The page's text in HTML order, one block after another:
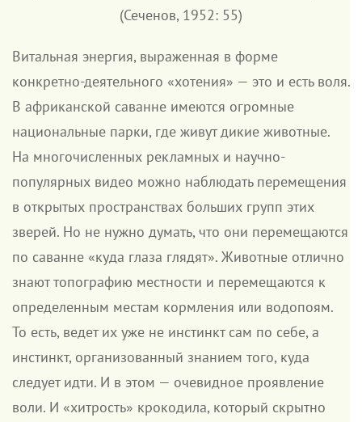
(Сеченов, 1952: 55)
Витальная энергия, выраженная в форме
конкретно-деятельного «хотения» — это и есть воля.
В африканской саванне имеются огромные
национальные парки, где живут дикие животные.
На многочисленных рекламных и научно-
популярных видео можно наблюдать перемещения
в открытых пространствах больших групп этих
зверей. Но не нужно думать, что они перемещаются
по саванне «куда глаза глядят». Животные отлично
знают топографию местности и перемещаются к
определенным местам кормления или водопоям.
То есть, ведет их уже не инстинкт сам по себе, а
инстинкт, организованный знанием того, куда
следует идти. И в этом — очевидное проявление
воли. И «хитрость» крокодила, который скрытно